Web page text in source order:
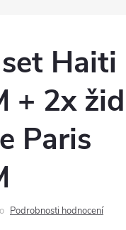
Haiti
+ 2x
Paris
Podrobnosti hodnocení